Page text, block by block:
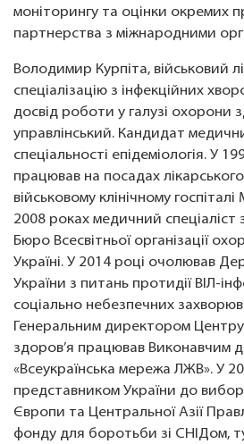
моніторингу та оцінки окремих
партнерства з міжнародними
Володимир Курпіта, військовий
спеціалізацію з інфекційних
досвід роботи у галузі охорони
управлінський. Кандидат
спеціальності епідеміологія. ​У
працював на посадах
військовому клінічному
2008 роках медичний
Бюро Всесвітньої організації
Україні. У 2014 році очолював​
України з питань протидії ВІЛ-
соціально небезпечних
Генеральним директором
здоров’я працював Виконавчим
«Всеукраїнська мережа ЛЖВ». У
представником України до
Європи та Центральної Азії
фонду для боротьби зі СНІДом,